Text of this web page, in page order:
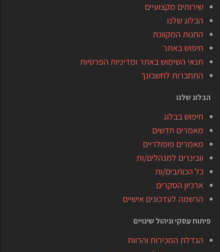
שירותים מקצועיים
הבלוג שלנו
החנות המקוונת
חיפוש באתר
תנאי השימוש באתר ומדיניות הפרטיות
התחברות לחשבונך
הבלוג שלנו
חיפוש בבלוג
מאמרים חדשים
מאמרים פופולריים
וובינרים למנהלים/ות
כל הכותבים/ות
ארכיון הסקרים
הרשמה לעדכונים אישיים
פיתוח עסקי וניהול שינויים
הגדלת המכירות והרווח